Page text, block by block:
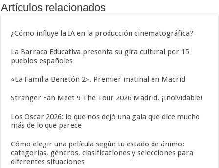
Artículos relacionados
¿Cómo influye la IA en la producción cinematográfica?
La Barraca Educativa presenta su gira cultural por 15
pueblos españoles
«La Familia Benetón 2». Premier matinal en Madrid
Stranger Fan Meet 9 The Tour 2026 Madrid. ¡Inolvidable!
Los Oscar 2026: lo que nos dejó una gala que dice mucho
más de lo que parece
Cómo elegir una película según tu estado de ánimo:
categorías, géneros, clasificaciones y selecciones para
diferentes situaciones